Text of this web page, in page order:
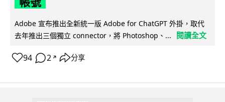
Adobe 宣布推出全新統一版 Adobe for ChatGPT 外掛，取代
去年推出三個獨立 connector，將 Photoshop、...
閱讀全文
94 2 ↗ 分享